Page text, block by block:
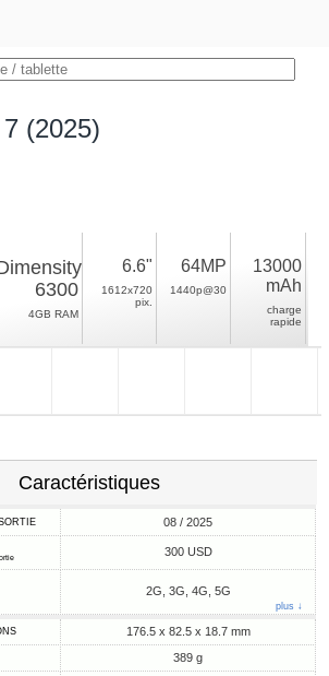
(2025)
6300
4GB RAM
6.6"
1612x720
pix.
64MP
1440p@30
13000
mAh
charge
rapide
Caractéristiques
08 / 2025
300 USD
2G, 3G, 4G, 5G
plus ↓
176.5 x 82.5 x 18.7 mm
389 g